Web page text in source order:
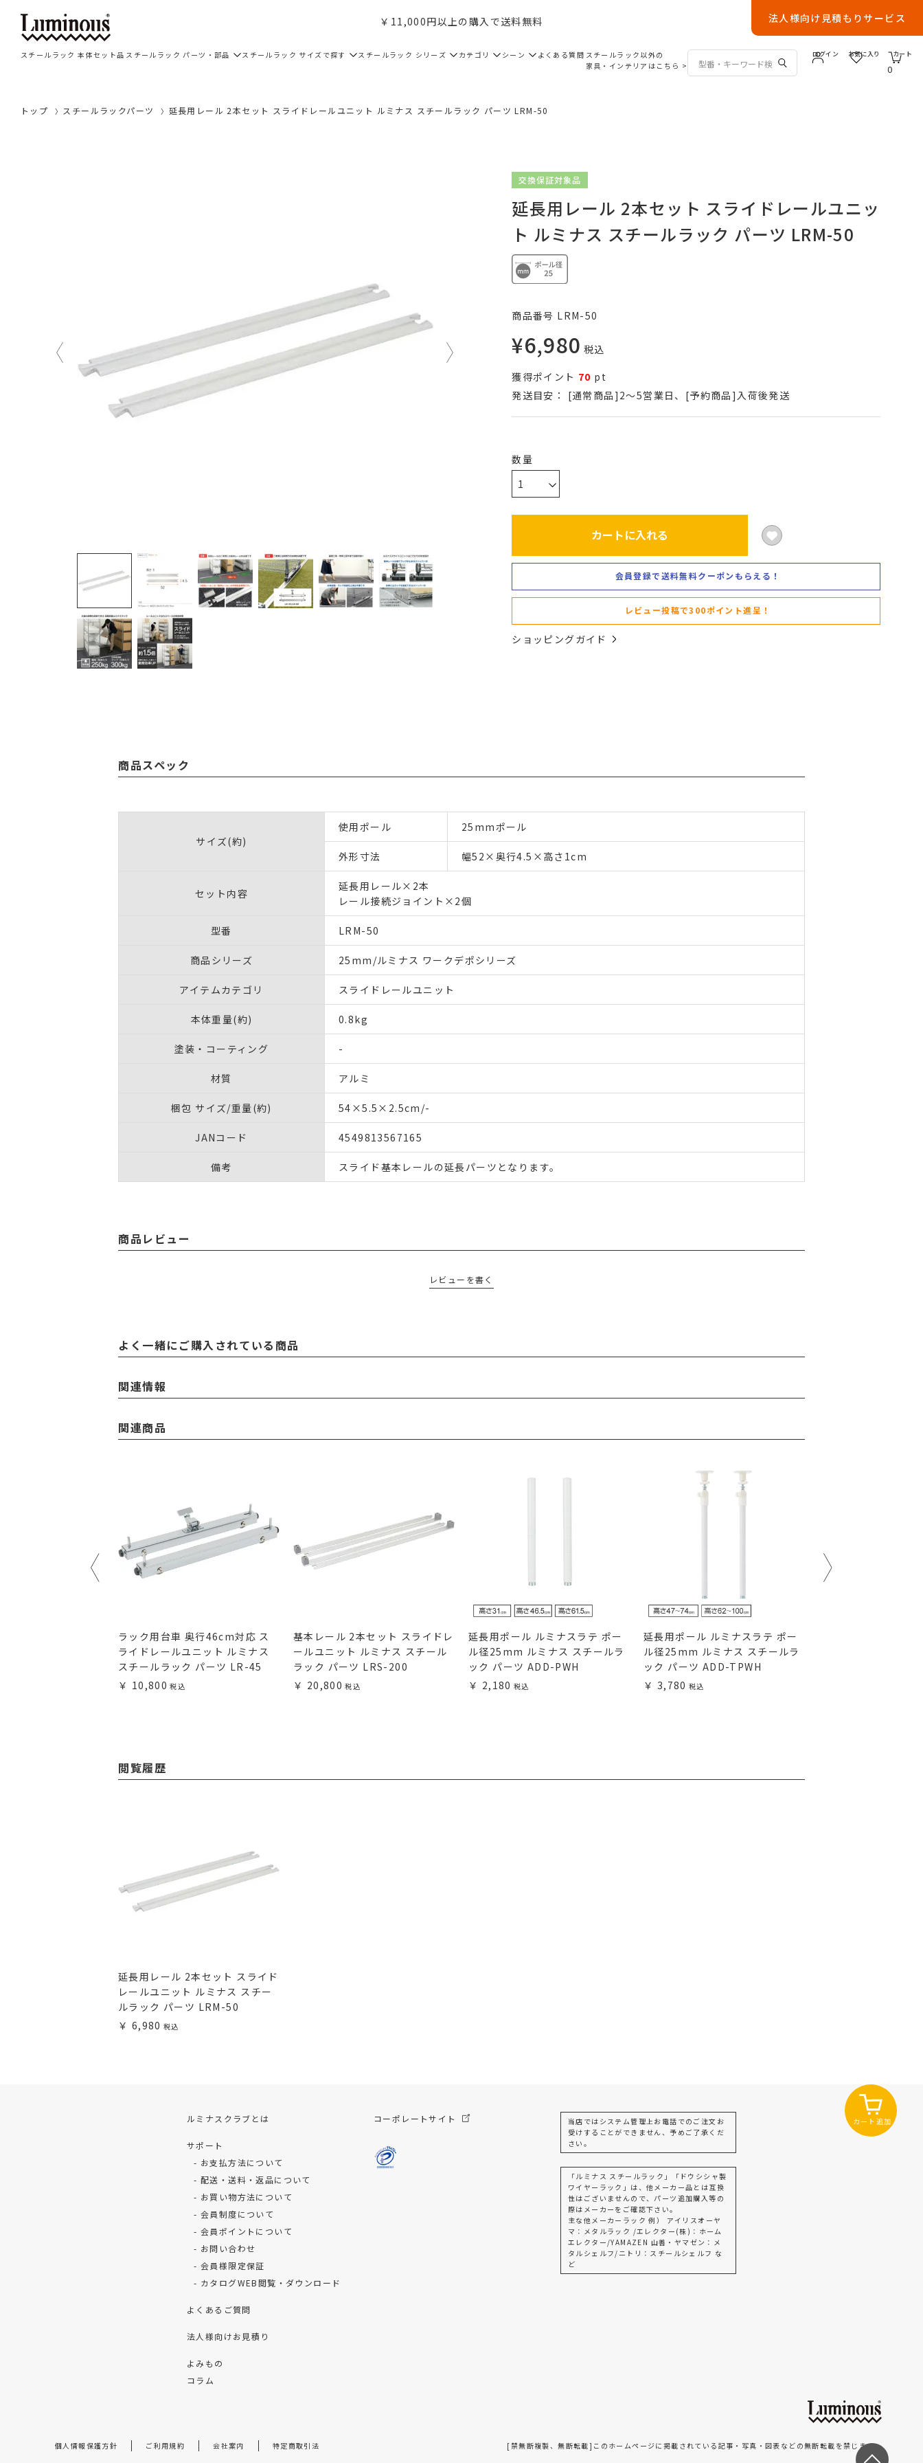
￥11,000円以上の購入で送料無料 法人様向け見積もりサービス
スチールラック 本体セット品 スチールラック パーツ・部品 スチールラック サイズで探す スチールラック シリーズ カテゴリ シーン よくある質問 スチールラック以外の
家具・インテリアはこちら >
ログイン お気に入り
0
カート
トップ スチールラックパーツ 延長用レール 2本セット スライドレールユニット ルミナス スチールラック パーツ LRM-50
交換保証対象品
延長用レール 2本セット スライドレールユニッ
ト ルミナス スチールラック パーツ LRM-50
商品番号 LRM-50
¥6,980 税込
獲得ポイント 70 pt
発送目安：
[通常商品]2～5営業日、[予約商品]入荷後発送
カートに入れる
会員登録で送料無料クーポンもらえる！
レビュー投稿で300ポイント進呈！
ショッピングガイド
商品スペック
サイズ(約)
使用ポール 25mmポール
外形寸法 幅52×奥行4.5×高さ1cm
セット内容
延長用レール×2本
レール接続ジョイント×2個
型番 LRM-50
商品シリーズ 25mm/ルミナス ワークデポシリーズ
アイテムカテゴリ スライドレールユニット
本体重量(約) 0.8kg
塗装・コーティング -
材質 アルミ
梱包 サイズ/重量(約) 54×5.5×2.5cm/-
JANコード 4549813567165
備考 スライド基本レールの延長パーツとなります。
商品レビュー
レビューを書く
よく一緒にご購入されている商品
関連情報
関連商品
ラック用台車 奥行46cm対応 ス
ライドレールユニット ルミナス
スチールラック パーツ LR-45
10,800
基本レール 2本セット スライドレ
ールユニット ルミナス スチール
ラック パーツ LRS-200
20,800
延長用ポール ルミナスラテ ポー
ル径25mm ルミナス スチールラ
ック パーツ ADD-PWH
2,180
延長用ポール ルミナスラテ ポー
ル径25mm ルミナス スチールラ
ック パーツ ADD-TPWH
3,780
閲覧履歴
延長用レール 2本セット スライド
レールユニット ルミナス スチー
ルラック パーツ LRM-50
6,980
カート追加
ルミナスクラブとは
サポート
お支払方法について
配送・送料・返品について
お買い物方法について
会員制度について
会員ポイントについて
お問い合わせ
会員様限定保証
カタログWEB閲覧・ダウンロード
よくあるご質問
法人様向けお見積り
よみもの
コラム
コーポレートサイト
当店ではシステム管理上お電話でのご注文お
受けすることができません、予めご了承くだ
さい。
「ルミナス スチールラック」「ドウシシャ製
ワイヤーラック」は、他メーカー品とは互換
性はございませんので、パーツ追加購入等の
際はメーカーをご確認下さい。
主な他メーカーラック 例） アイリスオーヤ
マ：メタルラック /エレクター(株)：ホーム
エレクター/YAMAZEN 山善・ヤマゼン：メ
タルシェルフ/ニトリ：スチールシェルフ な
ど
個人情報保護方針 ご利用規約 会社案内 特定商取引法 [禁無断複製、無断転載]このホームページに掲載されている記事・写真・図表などの無断転載を禁じます。